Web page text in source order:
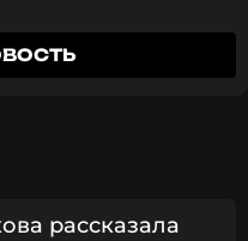
и ее супруг
улиц. Их
рассказала